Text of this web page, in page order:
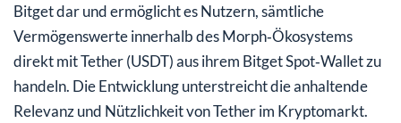
Bitget dar und ermöglicht es Nutzern, sämtliche
Vermögenswerte innerhalb des Morph‑Ökosystems
direkt mit Tether (USDT) aus ihrem Bitget Spot‑Wallet zu
handeln. Die Entwicklung unterstreicht die anhaltende
Relevanz und Nützlichkeit von Tether im Kryptomarkt.